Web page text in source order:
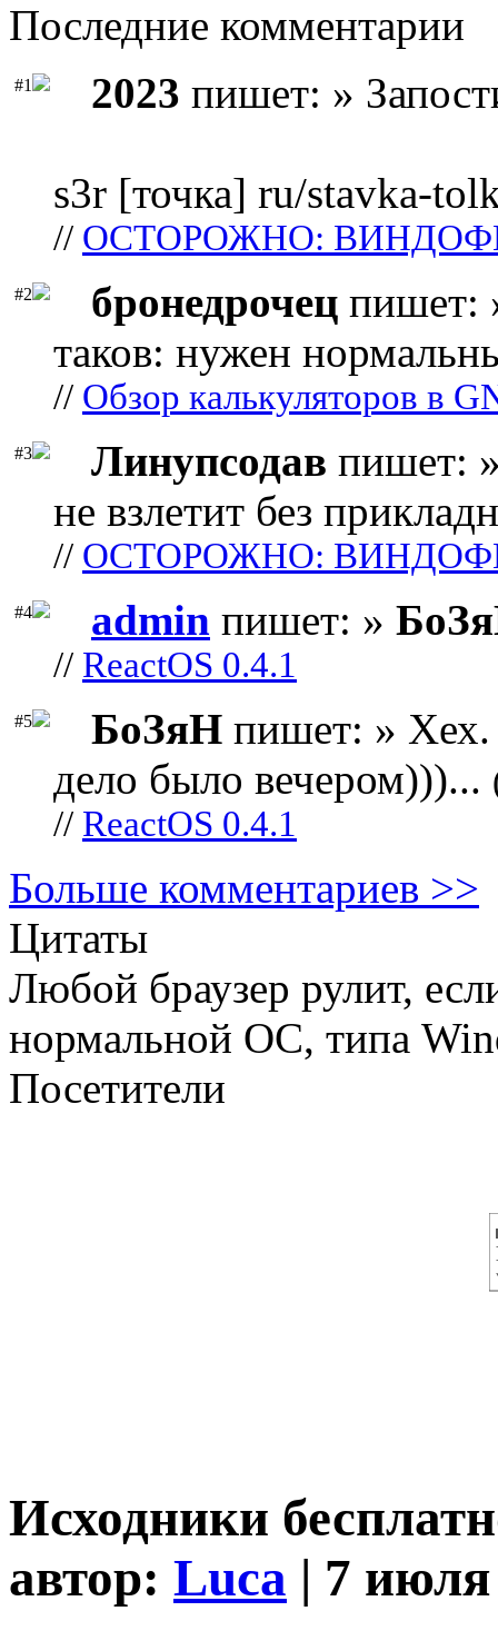
Последние комментарии
#1 2023 пишет: »
s3r [точка] ru/stavka-
// ОСТОРОЖНО:
#2 бронедрочец пишет:
таков: нужен
// Обзор калькуляторов в
#3 Линупсодав пишет:
не взлетит без
// ОСТОРОЖНО:
#4 admin пишет: »
// ReactOS 0.4.1
#5 БоЗяН пишет: » Хех.
дело было вечером)))...
// ReactOS 0.4.1
Больше комментариев >>
Цитаты
Любой браузер рулит,
нормальной ОС, типа
Посетители
Исходники
автор: Luca | 7 июля